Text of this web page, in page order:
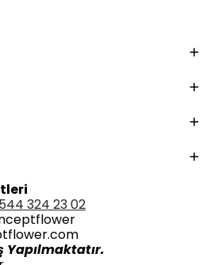
324 23 02
Yapılmaktatır.